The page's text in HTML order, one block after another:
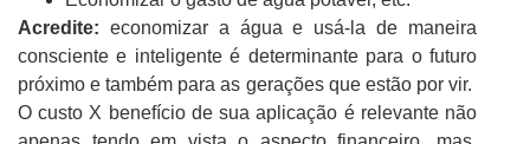
Acredite: economizar a água e usá-la de maneira
consciente e inteligente é determinante para o futuro
próximo e também para as gerações que estão por vir.
O custo X benefício de sua aplicação é relevante não